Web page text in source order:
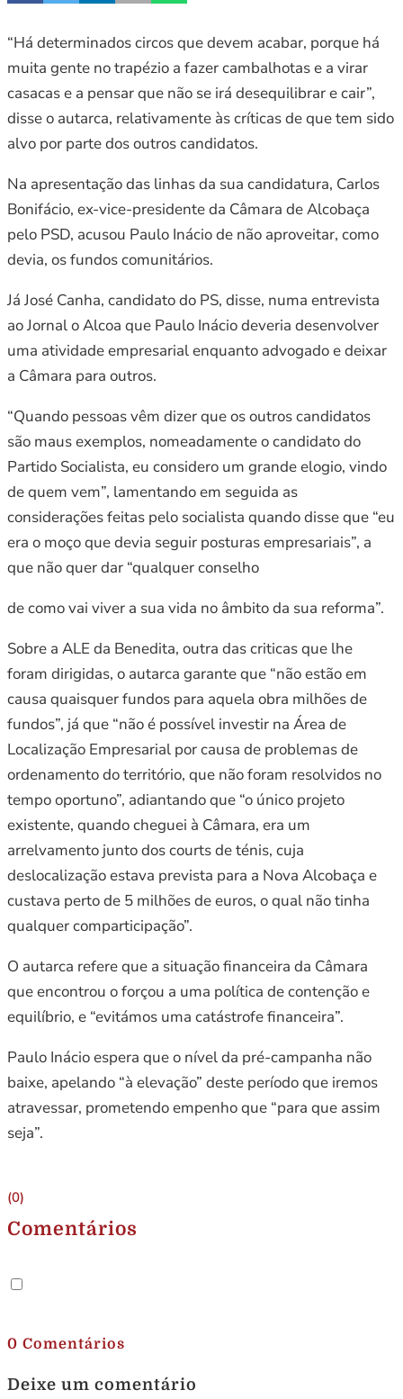
“Há determinados circos que devem acabar, porque há
muita gente no trapézio a fazer cambalhotas e a virar
casacas e a pensar que não se irá desequilibrar e cair”,
disse o autarca, relativamente às críticas de que tem sido
alvo por parte dos outros candidatos.
Na apresentação das linhas da sua candidatura, Carlos
Bonifácio, ex-vice-presidente da Câmara de Alcobaça
pelo PSD, acusou Paulo Inácio de não aproveitar, como
devia, os fundos comunitários.
Já José Canha, candidato do PS, disse, numa entrevista
ao Jornal o Alcoa que Paulo Inácio deveria desenvolver
uma atividade empresarial enquanto advogado e deixar
a Câmara para outros.
“Quando pessoas vêm dizer que os outros candidatos
são maus exemplos, nomeadamente o candidato do
Partido Socialista, eu considero um grande elogio, vindo
de quem vem”, lamentando em seguida as
considerações feitas pelo socialista quando disse que “eu
era o moço que devia seguir posturas empresariais”, a
que não quer dar “qualquer conselho
de como vai viver a sua vida no âmbito da sua reforma”.
Sobre a ALE da Benedita, outra das criticas que lhe
foram dirigidas, o autarca garante que “não estão em
causa quaisquer fundos para aquela obra milhões de
fundos”, já que “não é possível investir na Área de
Localização Empresarial por causa de problemas de
ordenamento do território, que não foram resolvidos no
tempo oportuno”, adiantando que “o único projeto
existente, quando cheguei à Câmara, era um
arrelvamento junto dos courts de ténis, cuja
deslocalização estava prevista para a Nova Alcobaça e
custava perto de 5 milhões de euros, o qual não tinha
qualquer comparticipação”.
O autarca refere que a situação financeira da Câmara
que encontrou o forçou a uma política de contenção e
equilíbrio, e “evitámos uma catástrofe financeira”.
Paulo Inácio espera que o nível da pré-campanha não
baixe, apelando “à elevação” deste período que iremos
atravessar, prometendo empenho que “para que assim
seja”.
(0)
Comentários
0 Comentários
Deixe um comentário